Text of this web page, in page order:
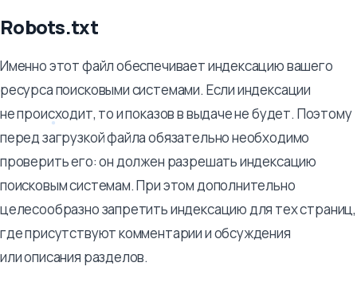
Robots.txt
Именно этот файл обеспечивает индексацию вашего
ресурса поисковыми системами. Если индексации
не происходит, то и показов в выдаче не будет. Поэтому
перед загрузкой файла обязательно необходимо
проверить его: он должен разрешать индексацию
поисковым системам. При этом дополнительно
целесообразно запретить индексацию для тех страниц,
где присутствуют комментарии и обсуждения
или описания разделов.